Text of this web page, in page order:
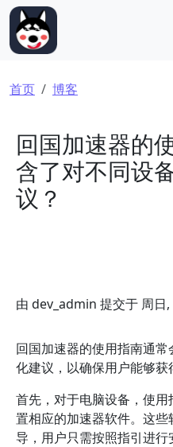
跳转到主要内容
面包屑
首页 博客
回国加速器的
含了对不同设
议？
由 dev_admin 提交于 周日
回国加速器的使用指南通
化建议，以确保用户能够获
首先，对于电脑设备，使
置相应的加速器软件。这
导，用户只需按照指引进